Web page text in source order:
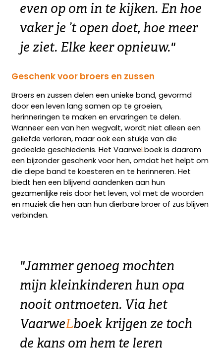
even op om in te kijken. En hoe
vaker je ’t open doet, hoe meer
je ziet. Elke keer opnieuw."
Geschenk voor broers en zussen
Broers en zussen delen een unieke band, gevormd
door een leven lang samen op te groeien,
herinneringen te maken en ervaringen te delen.
Wanneer een van hen wegvalt, wordt niet alleen een
geliefde verloren, maar ook een stukje van die
gedeelde geschiedenis. Het VaarweLboek is daarom
een bijzonder geschenk voor hen, omdat het helpt om
die diepe band te koesteren en te herinneren. Het
biedt hen een blijvend aandenken aan hun
gezamenlijke reis door het leven, vol met de woorden
en muziek die hen aan hun dierbare broer of zus blijven
verbinden.
"Jammer genoeg mochten
mijn kleinkinderen hun opa
nooit ontmoeten. Via het
VaarweLboek krijgen ze toch
de kans om hem te leren